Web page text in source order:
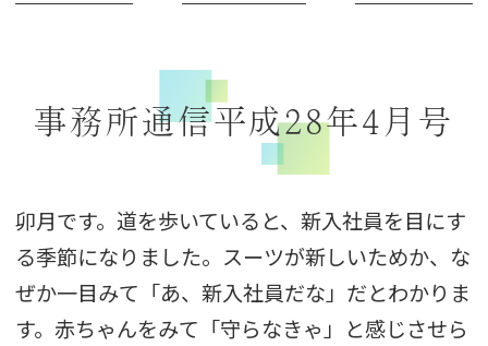
事務所通信平成28年4月号
卯月です。道を歩いていると、新入社員を目にす
る季節になりました。スーツが新しいためか、な
ぜか一目みて「あ、新入社員だな」だとわかりま
す。赤ちゃんをみて「守らなきゃ」と感じさせら